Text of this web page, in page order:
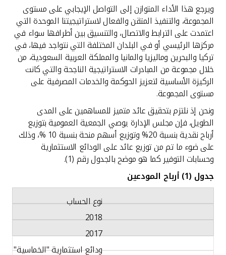
ويرجع هذا الأداء المتوازن إلى التواصل الإيجابي على مستوى
المجموعة، والتنفيذ المتقن والفعال لاستراتيجيتنا الموحدة التي
اعتمدت على الترابط والاتصال، والتنسيق بين أطرافها سواء في
مركزها الرئيسي أو في البلدان المختلفة التي نتواجد فيها، في
تركيا والبحرين وماليزيا والمانيا والمملكة العربية السعودية، من
خلال مجموعة من المبادرات الاستراتيجية الناجحة والتي كانت
الركيزة الأساسية لتعزيز الحوكمة والخدمات المصرفية على
مستوى المجموعة.
ونحن إذ نلتزم بتحقيق عائد متميز للمساهمين على المدى
الطويل، فإن مجلس الإدارة يوصي الجمعية العمومية بتوزيع
أرباح نقدية بنسبة 20% وتوزيع أسهم منحة بنسبة 10 %، وذلك
على ضوء ما تم من توزيع عائد على الودائع الاستثمارية
وحسابات التوفير كما هو موضح بالجدول رقم (1).
جدول (1)
أرباح المودعين
نوع الحساب
2018
2017
ودائع استثمارية "الخماسية"